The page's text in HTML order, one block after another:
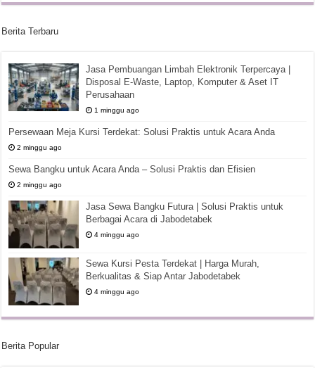
Berita Terbaru
Jasa Pembuangan Limbah Elektronik Terpercaya |
Disposal E-Waste, Laptop, Komputer & Aset IT
Perusahaan
1 minggu ago
Persewaan Meja Kursi Terdekat: Solusi Praktis untuk Acara Anda
2 minggu ago
Sewa Bangku untuk Acara Anda – Solusi Praktis dan Efisien
2 minggu ago
Jasa Sewa Bangku Futura | Solusi Praktis untuk
Berbagai Acara di Jabodetabek
4 minggu ago
Sewa Kursi Pesta Terdekat | Harga Murah,
Berkualitas & Siap Antar Jabodetabek
4 minggu ago
Berita Popular